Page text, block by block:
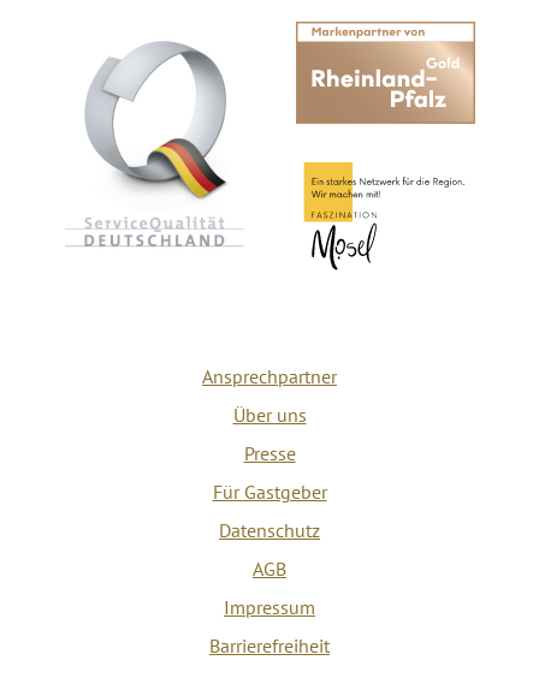
Ansprechpartner
Über uns
Presse
Für Gastgeber
Datenschutz
AGB
Impressum
Barrierefreiheit